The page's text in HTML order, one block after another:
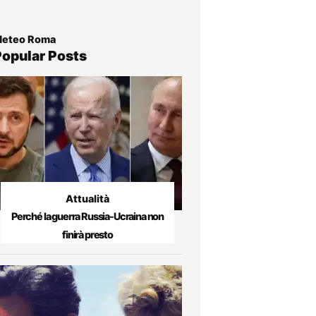
Roma
Posts
Attualità
Perché la guerra Russia-Ucraina non
finirà presto